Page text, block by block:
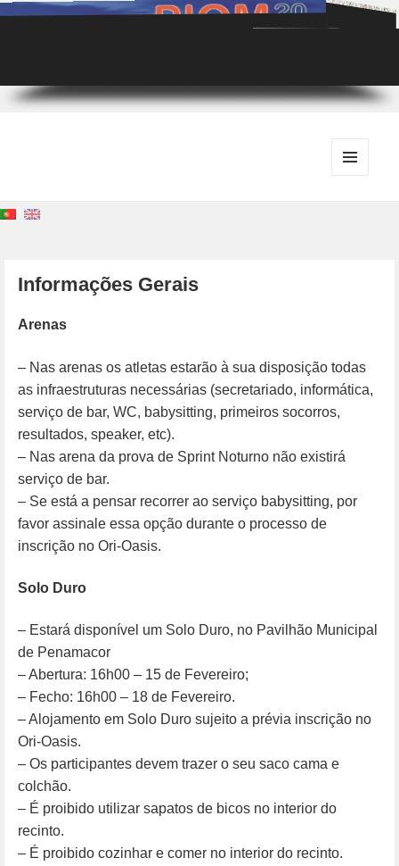
Informações Gerais
Arenas
– Nas arenas os atletas estarão à sua disposição todas
as infraestruturas necessárias (secretariado, informática,
serviço de bar, WC, babysitting, primeiros socorros,
resultados, speaker, etc).
– Nas arena da prova de Sprint Noturno não existirá
serviço de bar.
– Se está a pensar recorrer ao serviço babysitting, por
favor assinale essa opção durante o processo de
inscrição no Ori-Oasis.
Solo Duro
– Estará disponível um Solo Duro, no Pavilhão Municipal
de Penamacor
– Abertura: 16h00 – 15 de Fevereiro;
– Fecho: 16h00 – 18 de Fevereiro.
– Alojamento em Solo Duro sujeito a prévia inscrição no
Ori-Oasis.
– Os participantes devem trazer o seu saco cama e
colchão.
– É proibido utilizar sapatos de bicos no interior do
recinto.
– É proibido cozinhar e comer no interior do recinto.